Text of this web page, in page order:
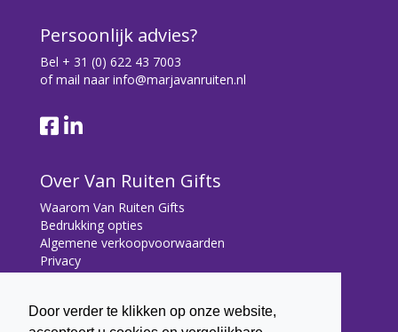
Door verder te klikken op onze website,
Persoonlijk advies?
Bel + 31 (0) 622 43 7003
of mail naar info@marjavanruiten.nl
Over Van Ruiten Gifts
Waarom Van Ruiten Gifts
Bedrukking opties
Algemene verkoopvoorwaarden
Privacy
Contact
Contact